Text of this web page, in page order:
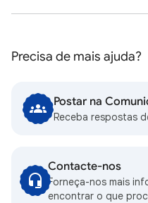
Precisa de mais ajuda?
Postar na
Receba respostas
Contacte-nos
Forneça-nos mais
encontrar o que